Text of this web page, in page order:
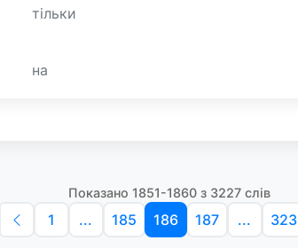
тільки
на
Показано 1851-1860 з 3227 слів
1 ... 185 186 187 ... 323